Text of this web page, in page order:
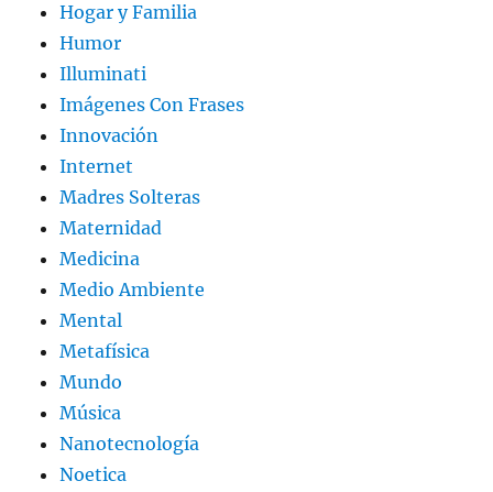
Hogar y Familia
Humor
Illuminati
Imágenes Con Frases
Innovación
Internet
Madres Solteras
Maternidad
Medicina
Medio Ambiente
Mental
Metafísica
Mundo
Música
Nanotecnología
Noetica